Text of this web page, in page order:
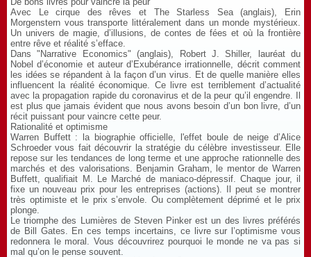
Avec Le cirque des rêves et The Starless Sea (anglais), Erin
Morgenstern vous transporte littéralement dans un monde mystérieux.
Un univers de magie, d’illusions, de contes de fées et où la frontière
entre rêve et réalité s’efface.
Dans "Narrative Economics" (anglais), Robert J. Shiller, lauréat du
Nobel d’économie et auteur d’Exubérance irrationnelle, décrit comment
les idées se répandent à la façon d’un virus. Et de quelle manière elles
influencent la réalité économique. Ce livre est terriblement d’actualité
avec la propagation rapide du coronavirus et de la peur qu’il engendre. Il
est plus que jamais évident que nous avons besoin d’un bon livre, d’un
récit puissant pour vaincre cette peur.
Rationalité et optimisme
Warren Buffett : la biographie officielle, l'effet boule de neige d’Alice
Schroeder vous fait découvrir la stratégie du célèbre investisseur. Elle
repose sur les tendances de long terme et une approche rationnelle des
marchés et des valorisations. Benjamin Graham, le mentor de Warren
Buffett, qualifiait M. Le Marché de maniaco-dépressif. Chaque jour, il
fixe un nouveau prix pour les entreprises (actions). Il peut se montrer
très optimiste et le prix s’envole. Ou complètement déprimé et le prix
plonge.
Le triomphe des Lumières de Steven Pinker est un des livres préférés
de Bill Gates. En ces temps incertains, ce livre sur l’optimisme vous
redonnera le moral. Vous découvrirez pourquoi le monde ne va pas si
mal qu’on le pense souvent.